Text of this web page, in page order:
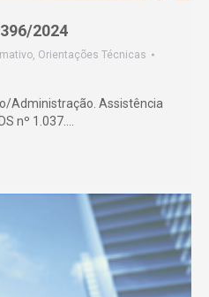
2024
, Orientações Técnicas
Administração. Assistência
nº 1.037.…